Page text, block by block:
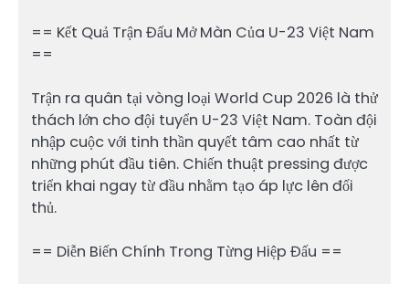
== Kết Quả Trận Đấu Mở Màn Của U-23 Việt Nam
==
Trận ra quân tại vòng loại World Cup 2026 là thử
thách lớn cho đội tuyển U-23 Việt Nam. Toàn đội
nhập cuộc với tinh thần quyết tâm cao nhất từ
những phút đầu tiên. Chiến thuật pressing được
triển khai ngay từ đầu nhằm tạo áp lực lên đối
thủ.
== Diễn Biến Chính Trong Từng Hiệp Đấu ==